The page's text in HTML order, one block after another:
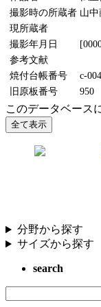
撮影時の所蔵者 山
現所蔵者
撮影年月日
参考文献
焼付台帳番号
c-004
旧原板番号
950
このデータベース
分野から探す
サイズから探す
search